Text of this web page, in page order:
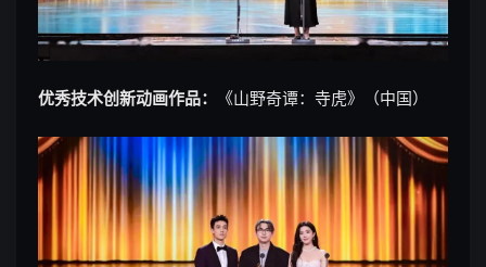
优秀技术创新动画作品： 《山野奇谭：寺虎》（中国）